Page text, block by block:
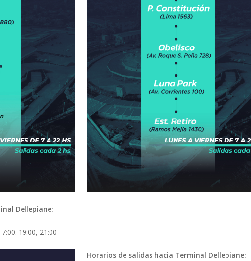
Dellepiane:
19:00, 21:00
Horarios de salidas hacia Terminal Dellepiane: